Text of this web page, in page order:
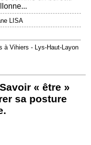
LISA
à Vihiers - Lys-Haut-Layon
« être »
sa posture